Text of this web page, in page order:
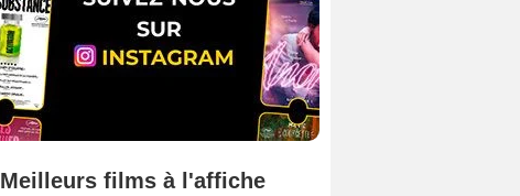
Meilleurs films à l'affiche